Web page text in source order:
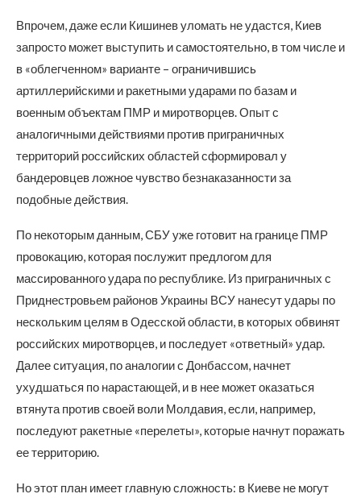
Впрочем, даже если Кишинев уломать не удастся, Киев
запросто может выступить и самостоятельно, в том числе и
в «облегченном» варианте – ограничившись
артиллерийскими и ракетными ударами по базам и
военным объектам ПМР и миротворцев. Опыт с
аналогичными действиями против приграничных
территорий российских областей сформировал у
бандеровцев ложное чувство безнаказанности за
подобные действия.
По некоторым данным, СБУ уже готовит на границе ПМР
провокацию, которая послужит предлогом для
массированного удара по республике. Из приграничных с
Приднестровьем районов Украины ВСУ нанесут удары по
нескольким целям в Одесской области, в которых обвинят
российских миротворцев, и последует «ответный» удар.
Далее ситуация, по аналогии с Донбассом, начнет
ухудшаться по нарастающей, и в нее может оказаться
втянута против своей воли Молдавия, если, например,
последуют ракетные «перелеты», которые начнут поражать
ее территорию.
Но этот план имеет главную сложность: в Киеве не могут